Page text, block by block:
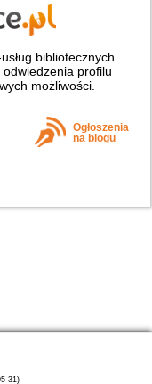
bibliotecznych
profilu
możliwości.
Ogłoszenia
na blogu
31)